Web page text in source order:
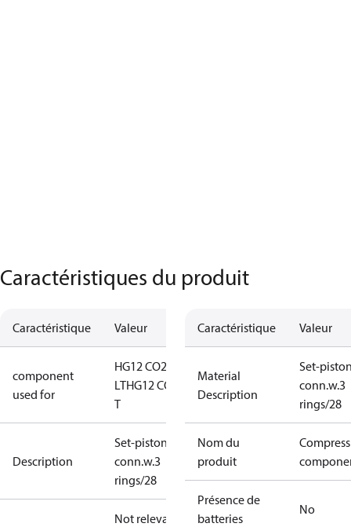
Caractéristiques du produit
Caractéristique Valeur
component
used for
HG12 CO2
LTHG12 CO2
T
Description
Set-piston-
conn.w.3
rings/28
Not relevant
Caractéristique Valeur
Material
Description
Set-
conn.w.3
rings/28
Nom du
produit
Présence de
batteries
No